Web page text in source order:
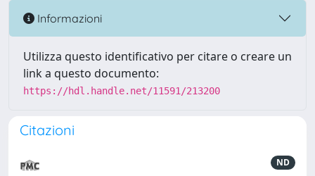
Informazioni
Utilizza questo identificativo per citare o creare un
link a questo documento:
https://hdl.handle.net/11591/213200
Citazioni
ND